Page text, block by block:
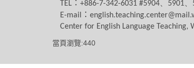
TEL ： +886-7-342-6031 #5904、5901、
E-mail
：
Center for English Language Teaching,
當頁瀏覽:440